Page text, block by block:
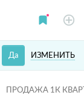
ИЗМЕНИТЬ
Да
ПРОДАЖА 1К